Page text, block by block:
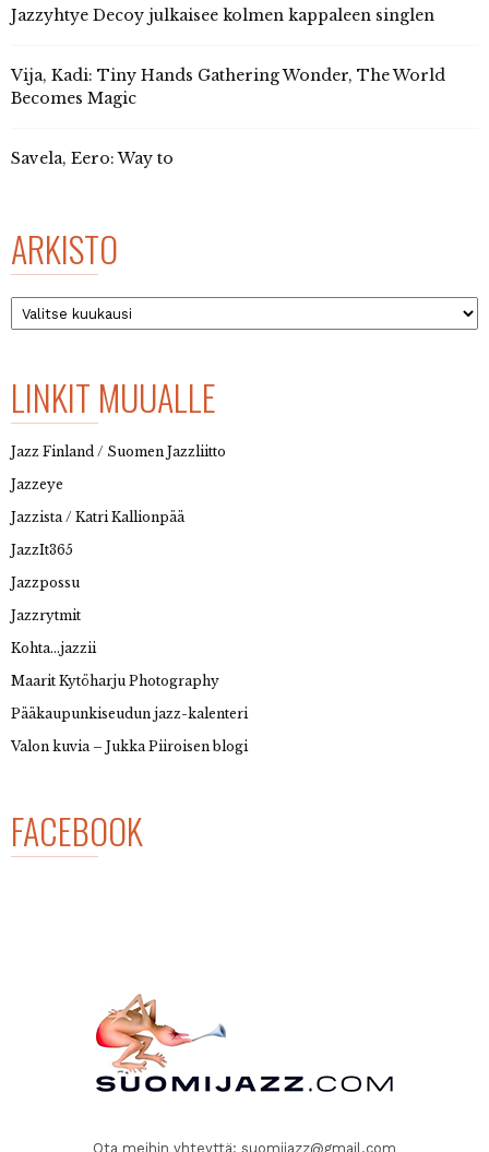
Jazzyhtye Decoy julkaisee kolmen kappaleen singlen
Vija, Kadi: Tiny Hands Gathering Wonder, The World
Becomes Magic
Savela, Eero: Way to
ARKISTO
Arkisto
LINKIT MUUALLE
Jazz Finland / Suomen Jazzliitto
Jazzeye
Jazzista / Katri Kallionpää
JazzIt365
Jazzpossu
Jazzrytmit
Kohta…jazzii
Maarit Kytöharju Photography
Pääkaupunkiseudun jazz-kalenteri
Valon kuvia – Jukka Piiroisen blogi
FACEBOOK
Ota meihin yhteyttä: suomijazz@gmail.com